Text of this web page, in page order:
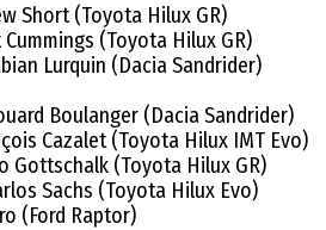
Short (Toyota Hilux GR)
(Toyota Hilux GR)
Lurquin (Dacia Sandrider)
Boulanger (Dacia Sandrider)
Cazalet (Toyota Hilux IMT Evo)
Gottschalk (Toyota Hilux GR)
Sachs (Toyota Hilux Evo)
(Ford Raptor)